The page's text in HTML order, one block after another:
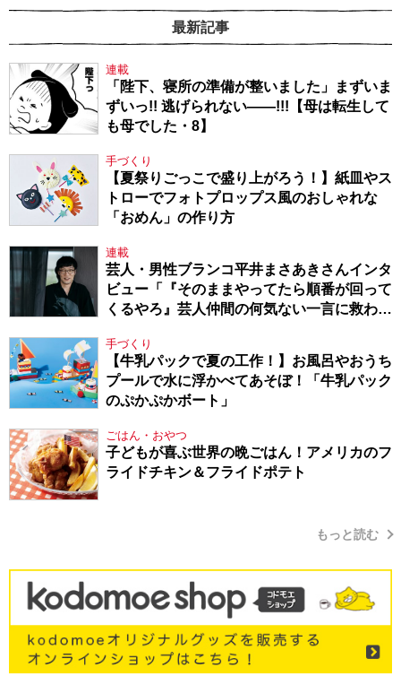
最新記事
連載
「陛下、寝所の準備が整いました」まずいま
ずいっ!! 逃げられない――!!!【母は転生して
も母でした・8】
手づくり
【夏祭りごっこで盛り上がろう！】紙皿やス
トローでフォトプロップス風のおしゃれな
「おめん」の作り方
連載
芸人・男性ブランコ平井まさあきさんインタ
ビュー「『そのままやってたら順番が回って
くるやろ』芸人仲間の何気ない一言に救われ
手づくり
【牛乳パックで夏の工作！】お風呂やおうち
プールで水に浮かべてあそぼ！「牛乳パック
のぷかぷかボート」
ごはん・おやつ
子どもが喜ぶ世界の晩ごはん！アメリカのフ
ライドチキン＆フライドポテト
もっと読む